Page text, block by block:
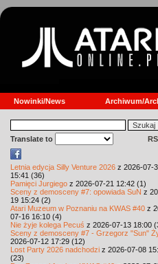
Nowinki/News Archiwum/
Translate to
Letnia edycja Silly Venture 2026 z 2026-07-
15:41 (36)
Pamięci Jurgiego z 2026-07-21 12:42 (1)
Sceny z demosceny #7: opowiada SuN z
19 15:24 (2)
Atari Muzeum w Poznaniu na KWAS #40 z
07-16 16:10 (4)
Nie żyje kolega Pecuś z 2026-07-13 18:00
Sceny z demosceny #7 - Grzegorz "Sun"
2026-07-12 17:29 (12)
Lost Party 2026 nadchodzi z 2026-07-08
(23)